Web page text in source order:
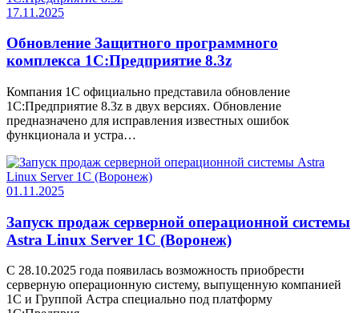
17.11.2025
Обновление Защитного программного
комплекса 1С:Предприятие 8.3z
Компания 1С официально представила обновление
1C:Предприятие 8.3z в двух версиях. Обновление
предназначено для исправления известных ошибок
функционала и устра…
01.11.2025
Запуск продаж серверной операционной системы
Astra Linux Server 1C (Воронеж)
С 28.10.2025 года появилась возможность приобрести
серверную операционную систему, выпущенную компанией
1С и Группой Астра специально под платформу